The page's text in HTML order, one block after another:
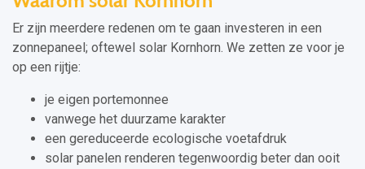
Er zijn meerdere redenen om te gaan investeren in een
zonnepaneel; oftewel solar Kornhorn. We zetten ze voor je
op een rijtje:
je eigen portemonnee
vanwege het duurzame karakter
een gereduceerde ecologische voetafdruk
solar panelen renderen tegenwoordig beter dan ooit